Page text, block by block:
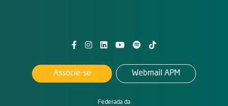
Federada da
Associe-se Webmail APM